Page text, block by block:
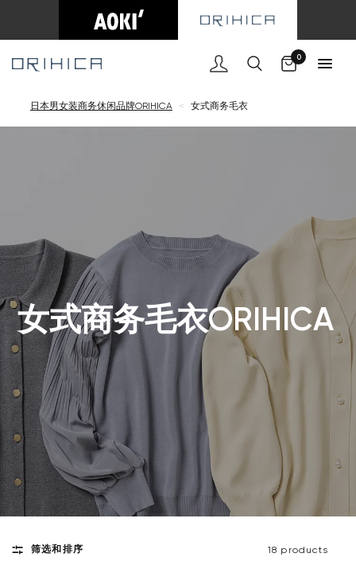
0
日本男女装商务休闲品牌ORIHICA < 女式商务毛衣
女式商务毛衣ORIHICA
筛选和排序 18 products
购物车